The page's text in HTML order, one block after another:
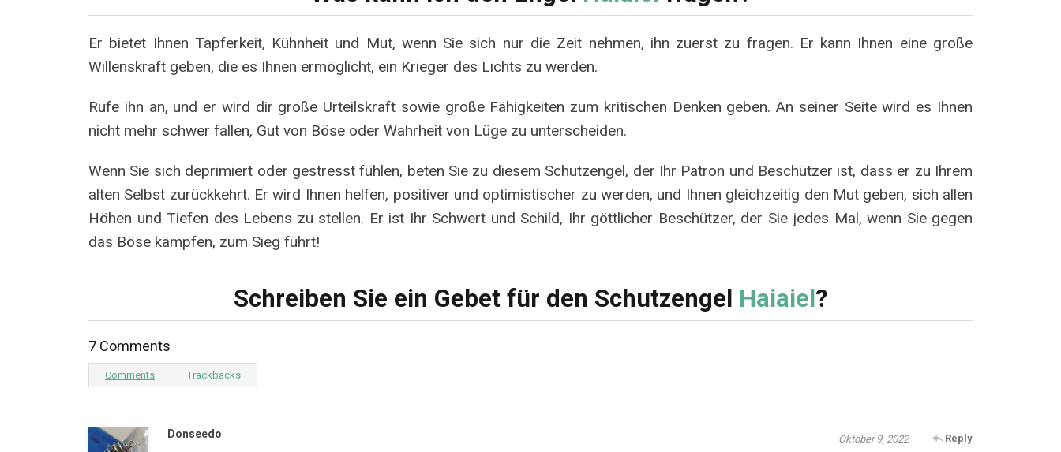
Er bietet Ihnen Tapferkeit, Kühnheit und Mut, wenn Sie sich nur die Zeit nehmen, ihn zuerst zu fragen. Er kann Ihnen eine große
Willenskraft geben, die es Ihnen ermöglicht, ein Krieger des Lichts zu werden.
Rufe ihn an, und er wird dir große Urteilskraft sowie große Fähigkeiten zum kritischen Denken geben. An seiner Seite wird es Ihnen
nicht mehr schwer fallen, Gut von Böse oder Wahrheit von Lüge zu unterscheiden.
Wenn Sie sich deprimiert oder gestresst fühlen, beten Sie zu diesem Schutzengel, der Ihr Patron und Beschützer ist, dass er zu Ihrem
alten Selbst zurückkehrt. Er wird Ihnen helfen, positiver und optimistischer zu werden, und Ihnen gleichzeitig den Mut geben, sich allen
Höhen und Tiefen des Lebens zu stellen. Er ist Ihr Schwert und Schild, Ihr göttlicher Beschützer, der Sie jedes Mal, wenn Sie gegen
das Böse kämpfen, zum Sieg führt!
Schreiben Sie ein Gebet für den Schutzengel Haiaiel?
7 Comments
Comments Trackbacks
Donseedo Reply
Oktober 9, 2022